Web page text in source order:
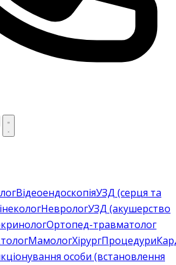
ВідеоендоскопіяУЗД (серця та
НеврологУЗД (акушерство
Ортопед-травматолог
МамологХірургПроцедури
особи (встановлення